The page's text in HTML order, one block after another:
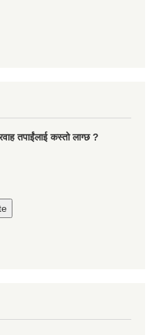
तपाईंलाई कस्तो लाग्छ ?